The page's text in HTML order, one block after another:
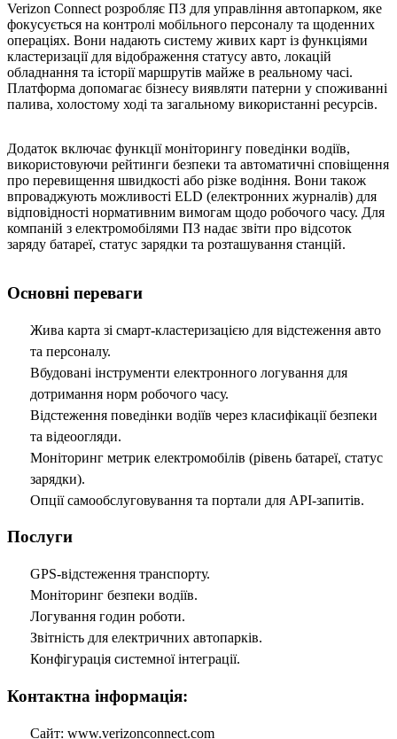
Verizon Connect розробляє ПЗ для управління автопарком, яке
фокусується на контролі мобільного персоналу та щоденних
операціях. Вони надають систему живих карт із функціями
кластеризації для відображення статусу авто, локацій
обладнання та історії маршрутів майже в реальному часі.
Платформа допомагає бізнесу виявляти патерни у споживанні
палива, холостому ході та загальному використанні ресурсів.
Додаток включає функції моніторингу поведінки водіїв,
використовуючи рейтинги безпеки та автоматичні сповіщення
про перевищення швидкості або різке водіння. Вони також
впроваджують можливості ELD (електронних журналів) для
відповідності нормативним вимогам щодо робочого часу. Для
компаній з електромобілями ПЗ надає звіти про відсоток
заряду батареї, статус зарядки та розташування станцій.
Основні переваги
Жива карта зі смарт-кластеризацією для відстеження авто
та персоналу.
Вбудовані інструменти електронного логування для
дотримання норм робочого часу.
Відстеження поведінки водіїв через класифікації безпеки
та відеоогляди.
Моніторинг метрик електромобілів (рівень батареї, статус
зарядки).
Опції самообслуговування та портали для API-запитів.
Послуги
GPS-відстеження транспорту.
Моніторинг безпеки водіїв.
Логування годин роботи.
Звітність для електричних автопарків.
Конфігурація системної інтеграції.
Контактна інформація:
Сайт: www.verizonconnect.com